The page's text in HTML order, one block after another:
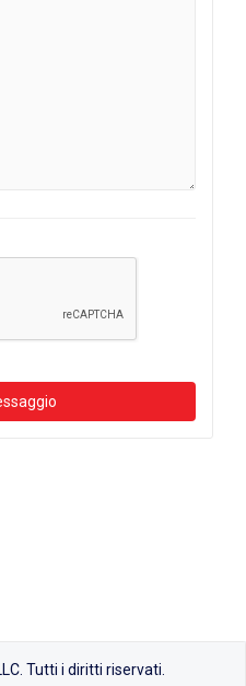
Tutti i diritti riservati.